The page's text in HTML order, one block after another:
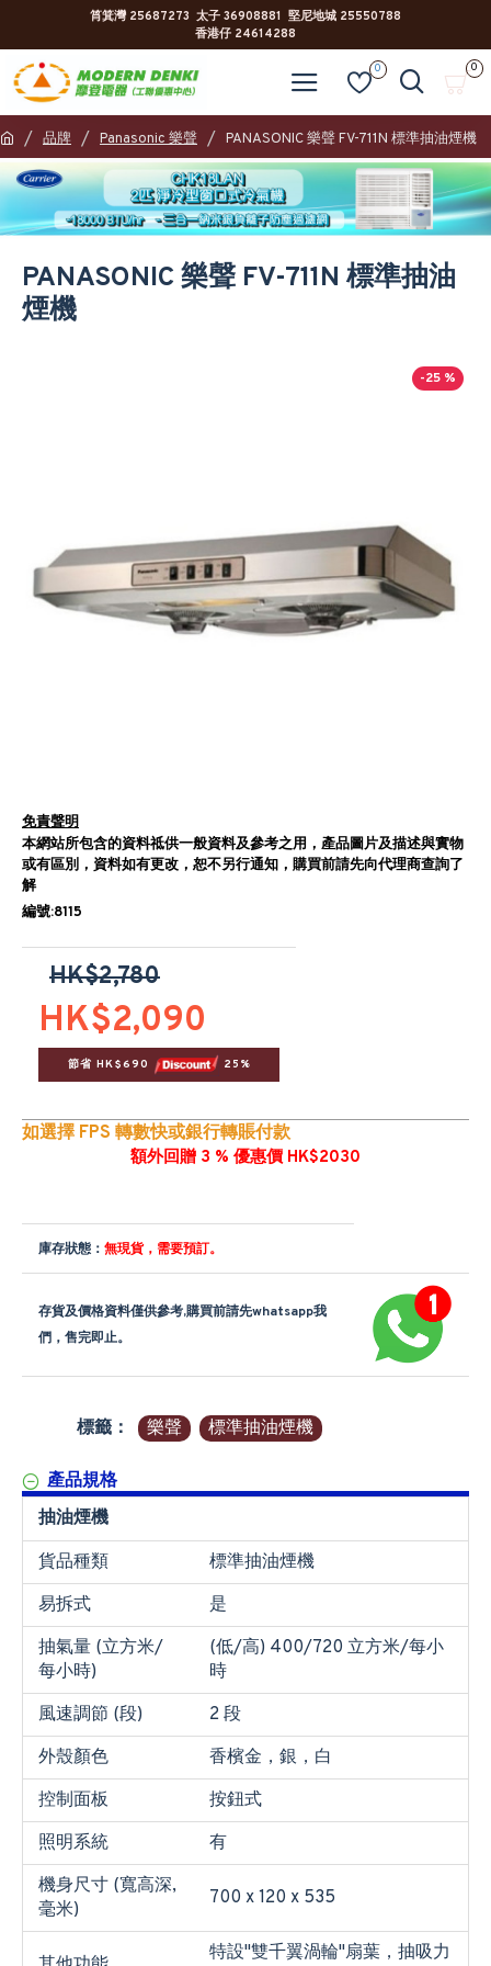
筲箕灣 25687273 太子 36908881 堅尼地城 25550788
香港仔 24614288
0 0
品牌 Panasonic 樂聲 PANASONIC 樂聲 FV-711N 標準抽油煙機
PANASONIC 樂聲 FV-711N 標準抽油
煙機
-25 %
免責聲明
本網站所包含的資料祗供一般資料及參考之用，產品圖片及描述與實物
或有區別，資料如有更改，恕不另行通知，購買前請先向代理商查詢了
解
編號:8115
HK$2,090
HK$2,780
節省 HK$690 25%
如選擇 FPS 轉數快或銀行轉賬付款
額外回贈 3 % 優惠價 HK$2030
庫存狀態： 無現貨，需要預訂。
存貨及價格資料僅供參考,購買前請先whatsapp我
們，售完即止。
標籤： 樂聲 標準抽油煙機
產品規格
抽油煙機
貨品種類
標準抽油煙機
易拆式
是
抽氣量 (立方米/
每小時)
(低/高) 400/720 立方米/每小
時
風速調節 (段)
2 段
外殼顏色
香檳金，銀，白
控制面板
按鈕式
照明系統
有
機身尺寸 (寬高深,
毫米)
700 x 120 x 535
特設"雙千翼渦輪"扇葉，抽吸力